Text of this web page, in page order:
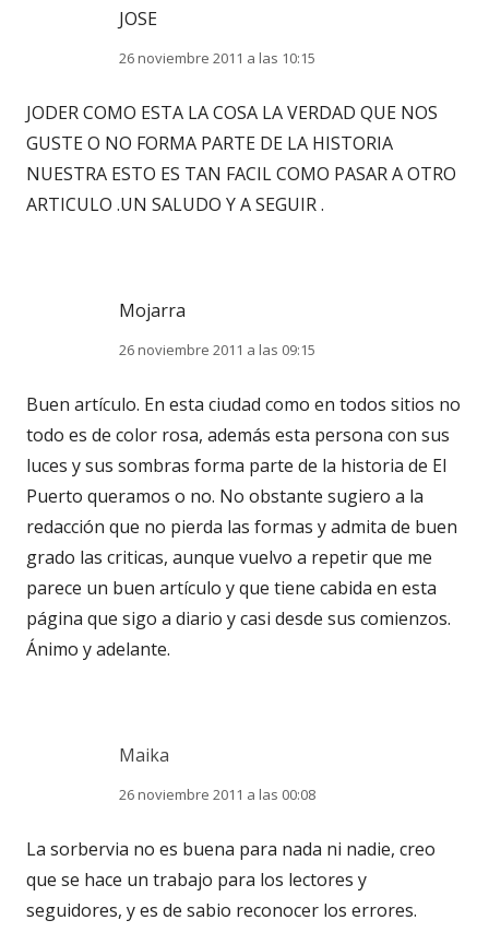
JOSE
26 noviembre 2011 a las 10:15
JODER COMO ESTA LA COSA LA VERDAD QUE NOS
GUSTE O NO FORMA PARTE DE LA HISTORIA
NUESTRA ESTO ES TAN FACIL COMO PASAR A OTRO
ARTICULO .UN SALUDO Y A SEGUIR .
Mojarra
26 noviembre 2011 a las 09:15
Buen artículo. En esta ciudad como en todos sitios no
todo es de color rosa, además esta persona con sus
luces y sus sombras forma parte de la historia de El
Puerto queramos o no. No obstante sugiero a la
redacción que no pierda las formas y admita de buen
grado las criticas, aunque vuelvo a repetir que me
parece un buen artículo y que tiene cabida en esta
página que sigo a diario y casi desde sus comienzos.
Ánimo y adelante.
Maika
26 noviembre 2011 a las 00:08
La sorbervia no es buena para nada ni nadie, creo
que se hace un trabajo para los lectores y
seguidores, y es de sabio reconocer los errores.